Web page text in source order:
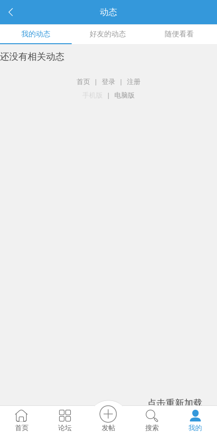
动态
我的动态 好友的动态 随便看看
还没有相关动态
点击重新加载
首页 | 登录 |
注册
手机版
| 电脑版
首页 论坛 发帖 搜索 我的